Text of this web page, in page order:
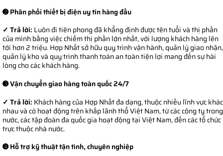
➋ Phân phối thiết bị điện uy tín hàng đầu
✓ Trả lời: Luôn đi tiên phong đã khẳng định được tên tuổi và thị phần
của mình bằng việc chiếm thị phần lớn nhất, với lượng khách hàng lên
tới hơn 2 triệu. Hợp Nhất sở hữu quy trình vận hành, quản lý giao nhận,
quản lý kho và quy trình thanh toán an toàn tiện lợi mang đến sự hài
lòng cho các khách hàng.
➌ Vận chuyển giao hàng toàn quốc 24/7
✓ Trả lời: Khách hàng của Hợp Nhất đa dạng, thuộc nhiều lĩnh vực khác
nhau và có hoạt động trên khắp lãnh thổ Việt Nam, từ các công ty trong
nước, các tập đoàn đa quốc gia hoạt động tại Việt Nam, đến các tổ chức
trực thuộc nhà nước.
➍ Hỗ trợ kỹ thuật tận tình, chuyên nghiệp